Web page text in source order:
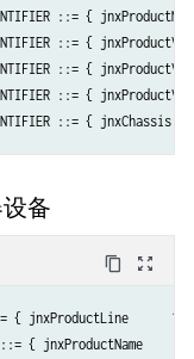
::= {
::= {
::= {
::= {
备
content_copy zoom_out_map
::= { jnxProductLine
{ jnxProductName